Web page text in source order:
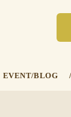
EVENT/BLOG /